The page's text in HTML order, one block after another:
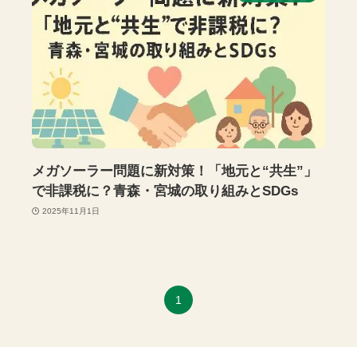
メガソーラー問題に新対策！「地元と“共生”」
で非課税に？青森・宮城の取り組みとSDGs
2025年11月1日
1